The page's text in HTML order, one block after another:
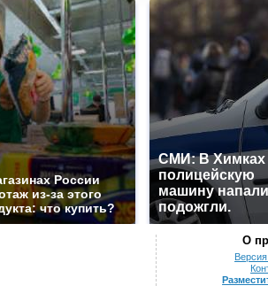
России
из-за этого
что купить?
СМИ: В Химках
полицейскую
машину
подожгли.
О